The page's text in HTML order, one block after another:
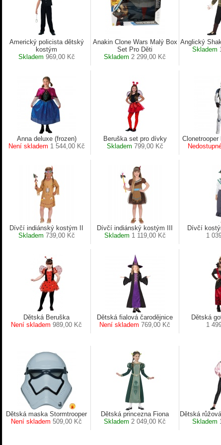
Americký policista dětský
kostým
Skladem 969,00 Kč
Anakin Clone Wars Malý Box
Set Pro Děti
Skladem 2 299,00 Kč
Anglický
Skladem
Anna deluxe (frozen)
Není skladem 1 544,00 Kč
Beruška set pro dívky
Skladem 799,00 Kč
Dívčí indiánský kostým II
Skladem 739,00 Kč
Dívčí indiánský kostým III
Skladem 1 119,00 Kč
Dívčí
1
Dětská Beruška
Není skladem 989,00 Kč
Dětská fialová čarodějnice
Není skladem 769,00 Kč
Dětská
1
Dětská maska Stormtrooper
Není skladem 509,00 Kč
Dětská princezna Fiona
Skladem 2 049,00 Kč
Dětská
Skladem